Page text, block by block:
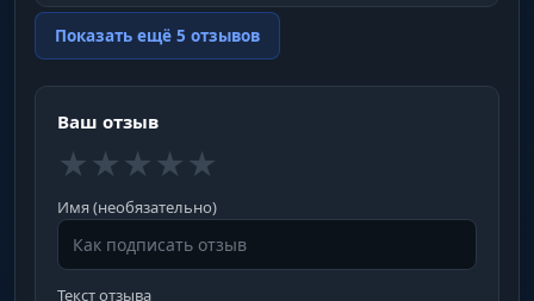
Показать ещё 5 отзывов
Ваш отзыв
★★★★★
Имя (необязательно)
Текст отзыва